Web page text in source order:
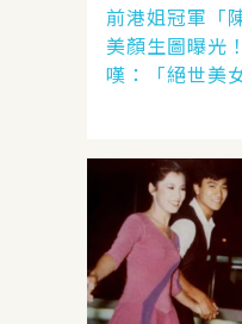
前港姐冠軍「
美顏生圖曝光
嘆：「絕世美